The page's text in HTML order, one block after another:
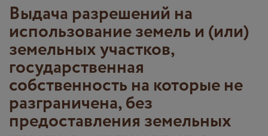
Выдача разрешений на
использование земель и (или)
земельных участков,
государственная
собственность на которые не
разграничена, без
предоставления земельных